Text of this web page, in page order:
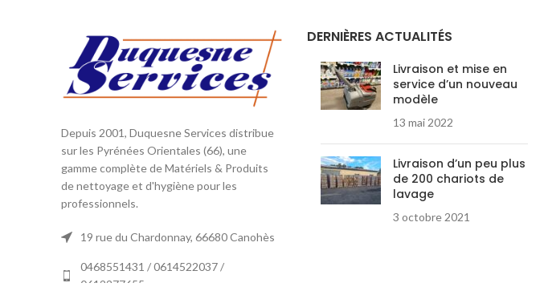
Depuis 2001, Duquesne Services distribue
sur les Pyrénées Orientales (66), une
gamme complète de Matériels & Produits
de nettoyage et d'hygiène pour les
professionnels.
19 rue du Chardonnay, 66680 Canohès
0468551431 / 0614522037 /
0612277655
DERNIÈRES ACTUALITÉS
Livraison et mise en
service d’un nouveau
modèle
13 mai 2022
Livraison d’un peu plus
de 200 chariots de
lavage
3 octobre 2021